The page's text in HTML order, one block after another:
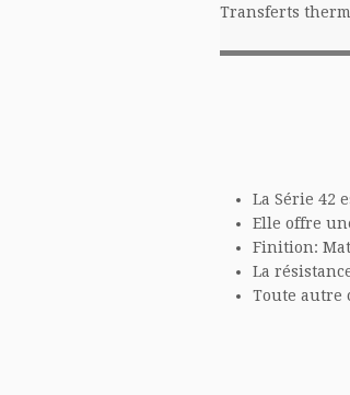
Transferts
La Série 42
Elle offre
Finition:
La
Toute autre